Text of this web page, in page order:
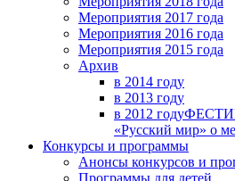
Мероприятия 2017 года
Мероприятия 2016 года
Мероприятия 2015 года
Архив
в 2014 году
в 2013 году
в 2012 году
«Русский мир» о
Конкурсы и программы
Анонсы конкурсов и
Программы для детей